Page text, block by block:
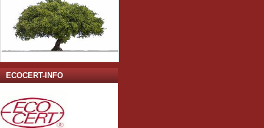
ECOCERT-INFO